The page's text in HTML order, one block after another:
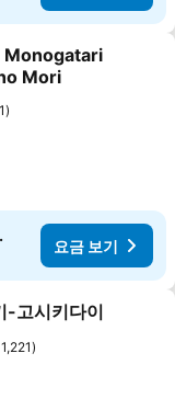
추가
Monogatari
Mori
요금 보기
추가
-고시키다이
1,221